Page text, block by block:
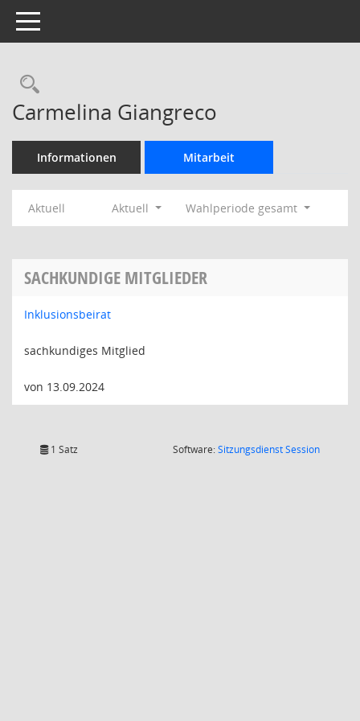
Toggle navigation
Rechercheauswahl
Carmelina Giangreco
Informationen Mitarbeit
Aktuell Aktuell Wahlperiode gesamt
SACHKUNDIGE MITGLIEDER
Inklusionsbeirat
sachkundiges Mitglied
von 13.09.2024
1 Satz Software:SitzungsdienstSession(Wird in